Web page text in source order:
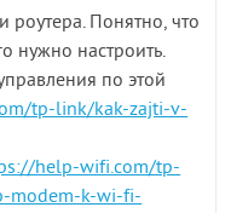
Понятно, что
нужно настроить.
по этой
tp-link/kak-zajti-v-
help-wifi.com/tp-
modem-k-wi-fi-